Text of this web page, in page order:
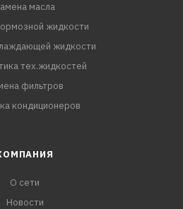
масла
жидкости
жидкости
тех.жидкостей
фильтров
кондиционеров
О сети
Новости